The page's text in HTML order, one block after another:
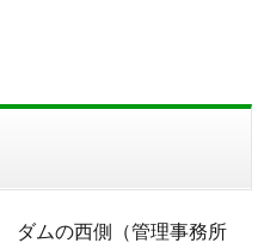
ダムの西側（管理事務所